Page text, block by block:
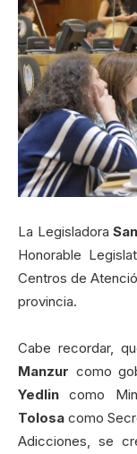
La Legisladora
Honorable
Centros de
provincia.
Cabe recordar,
Manzur como
Yedlin como
Tolosa como
Adicciones, se